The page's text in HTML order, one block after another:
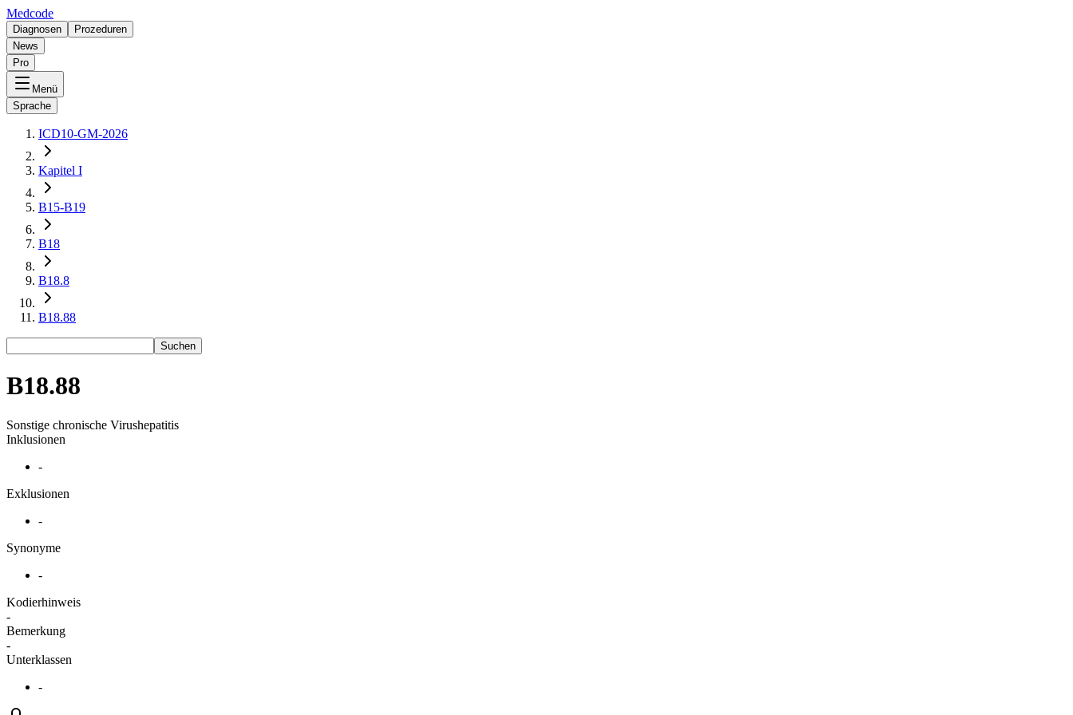
Medcode
Diagnosen
Prozeduren
News
Pro
Menü
Sprache
ICD10-GM-2026
Kapitel I
B15-B19
B18
B18.8
B18.88
Suchen
B18.88
Sonstige chronische Virushepatitis
Inklusionen
-
Exklusionen
-
Synonyme
-
Kodierhinweis
-
Bemerkung
-
Unterklassen
-